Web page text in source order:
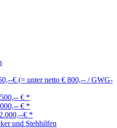
€ (= unter netto € 800,-- / GWG-
€ *
€ *
€ *
und Stehhilfen